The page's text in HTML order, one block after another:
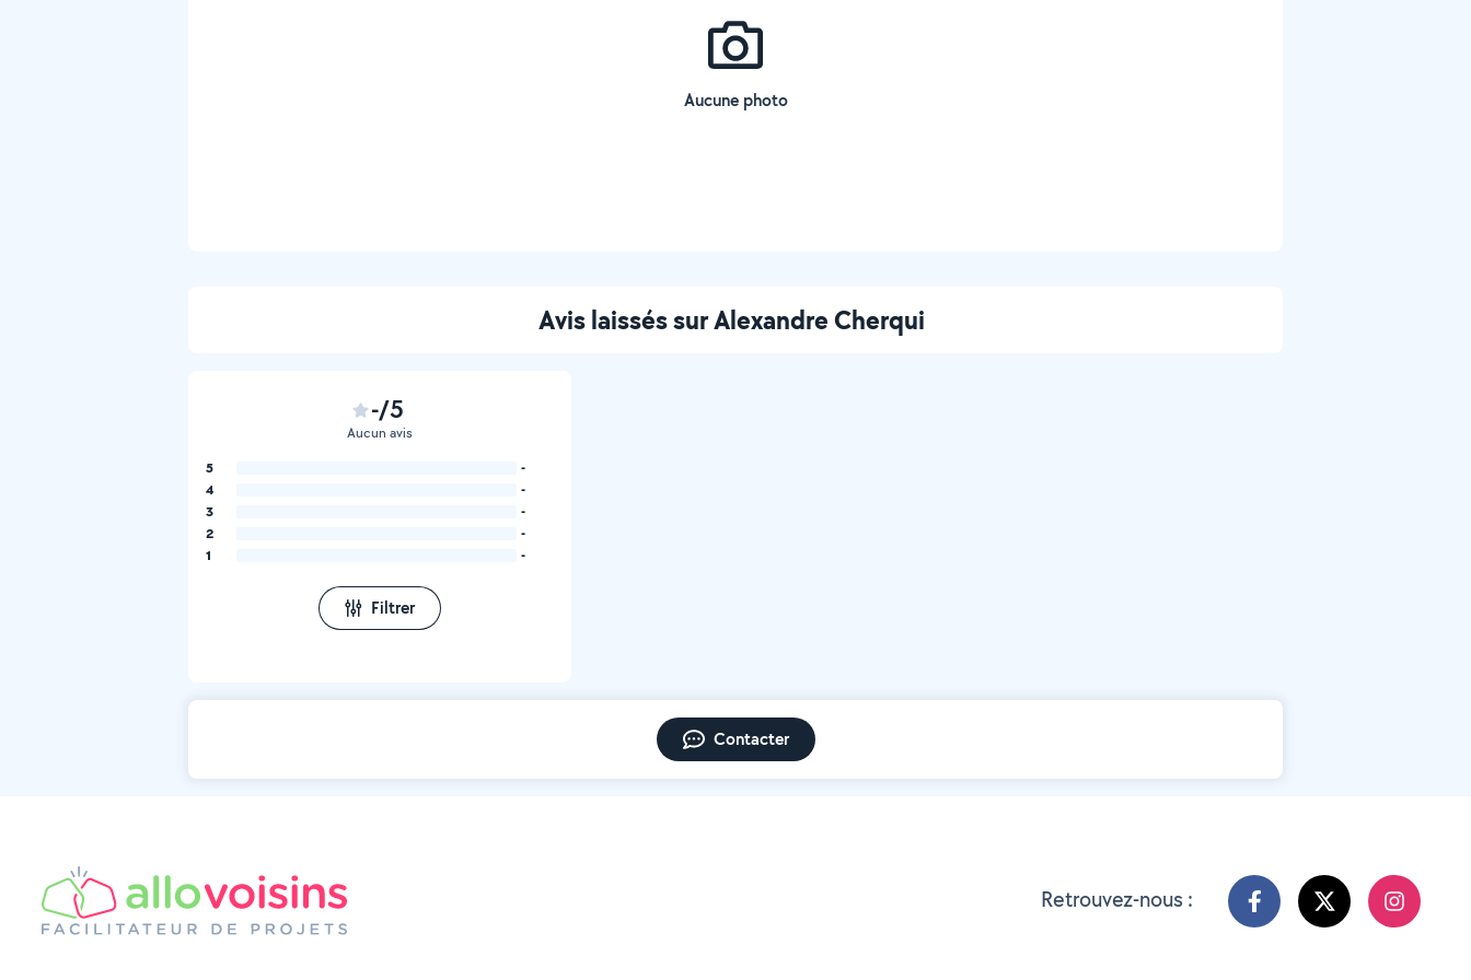
Aucune photo
Avis laissés sur Alexandre Cherqui
-/5
Aucun avis
5
-
4
-
3
-
2
-
1
-
Filtrer
Contacter
Retrouvez-nous :